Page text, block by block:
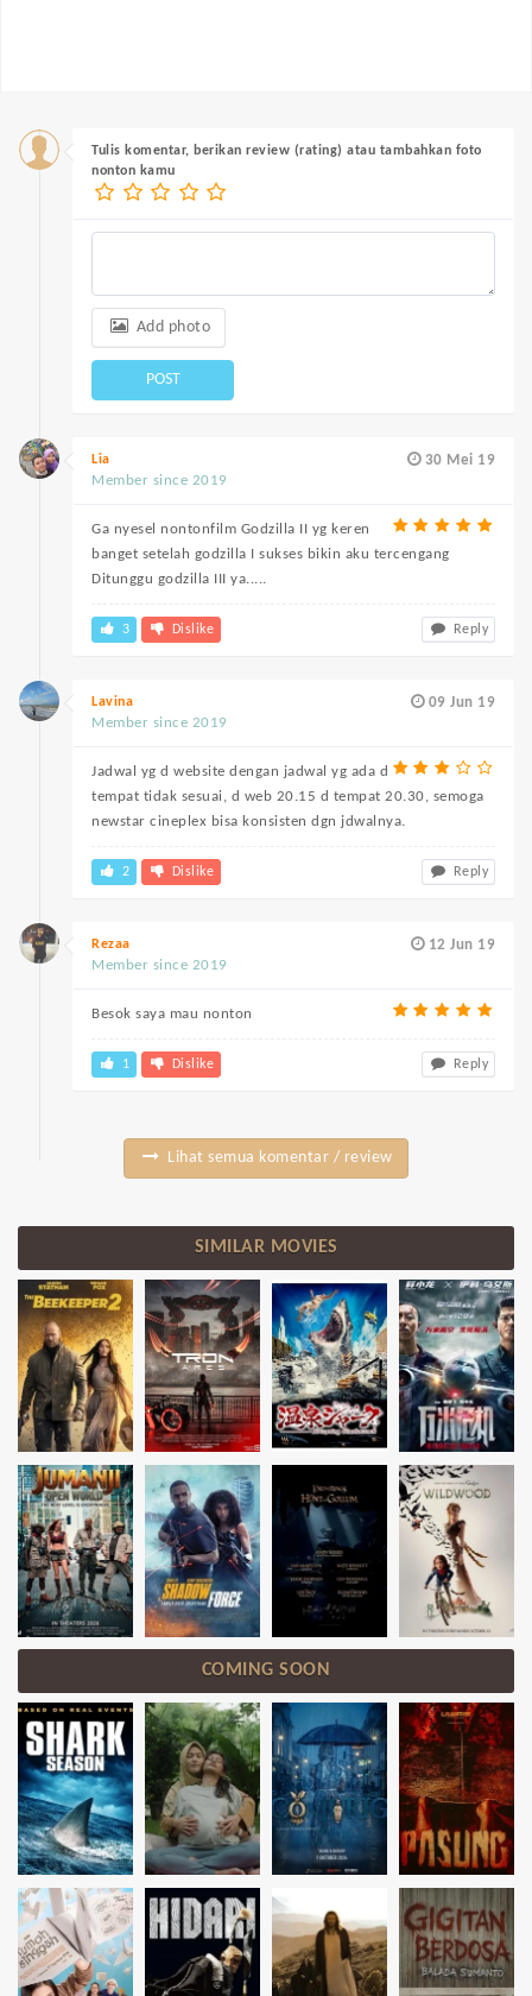
Tulis komentar, berikan review (rating) atau tambahkan foto
nonton kamu
Add photo
POST
30 Mei 19
Lia
Member since 2019
Ga nyesel nontonfilm Godzilla II yg keren
banget setelah godzilla I sukses bikin aku tercengang
Ditunggu godzilla III ya.....
3 Dislike Reply
09 Jun 19
Lavina
Member since 2019
Jadwal yg d website dengan jadwal yg ada d
tempat tidak sesuai, d web 20.15 d tempat 20.30, semoga
newstar cineplex bisa konsisten dgn jdwalnya.
2 Dislike Reply
12 Jun 19
Rezaa
Member since 2019
Besok saya mau nonton
1 Dislike Reply
Lihat semua komentar / review
SIMILAR MOVIES
COMING SOON